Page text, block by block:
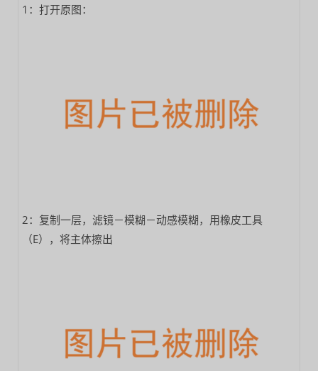
1：打开原图：
2：复制一层，滤镜－模糊－动感模糊，用橡皮工具
（E），将主体擦出